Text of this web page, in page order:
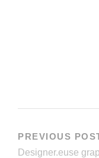
PREVIOUS
Designer.euse